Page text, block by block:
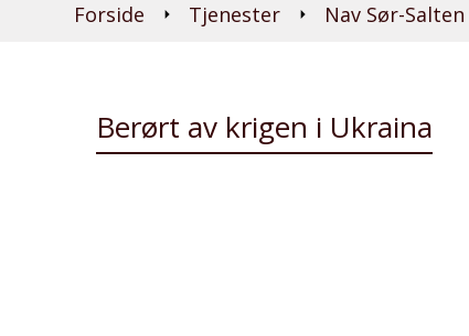
Du er her:
Forside Tjenester Nav Sør-Salten
Berørt av krigen i Ukraina